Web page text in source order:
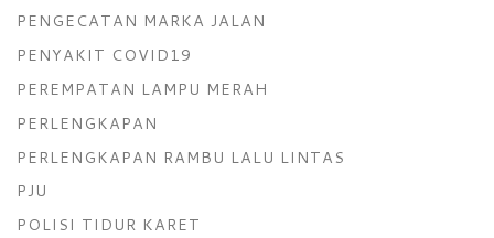
PENGECATAN MARKA JALAN
PENYAKIT COVID19
PEREMPATAN LAMPU MERAH
PERLENGKAPAN
PERLENGKAPAN RAMBU LALU LINTAS
PJU
POLISI TIDUR KARET